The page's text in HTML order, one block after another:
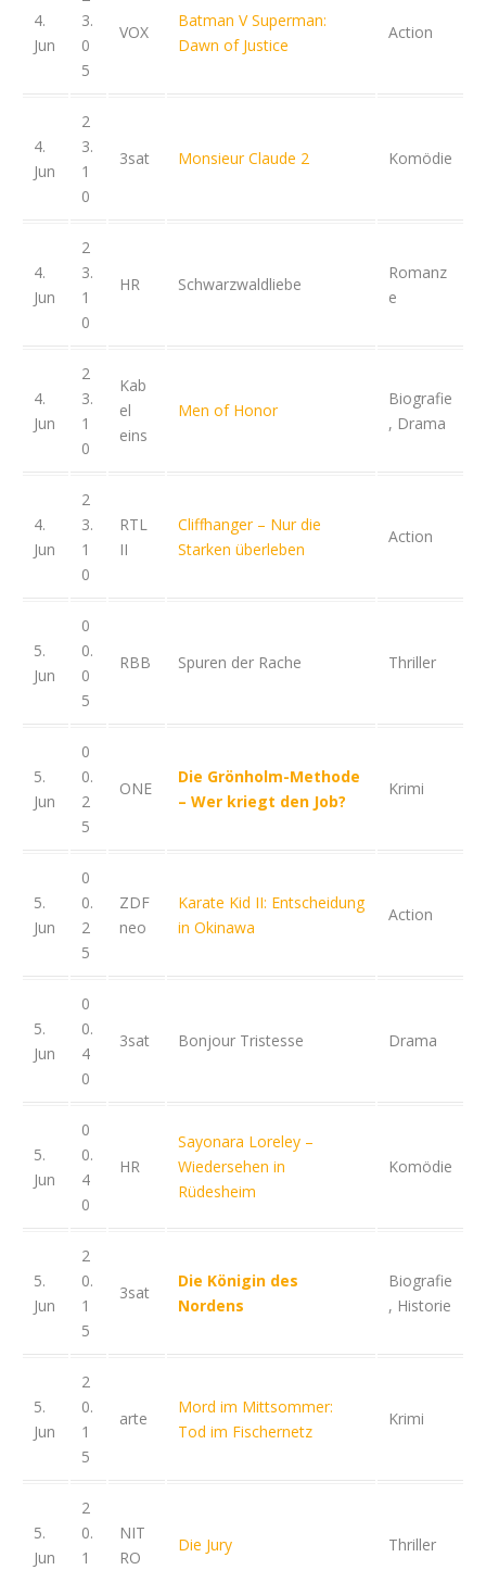
4.
Jun
3.
0
5
VOX
Batman V Superman:
Dawn of Justice
Action
4.
Jun
2
3.
1
0
3sat Monsieur Claude 2 Komödie
4.
Jun
2
3.
1
0
HR Schwarzwaldliebe
Romanz
e
4.
Jun
2
3.
1
0
Kab
el
eins
Men of Honor
Biografie
, Drama
4.
Jun
2
3.
1
0
RTL
II
Cliffhanger – Nur die
Starken überleben
Action
5.
Jun
0
0.
0
5
RBB Spuren der Rache Thriller
5.
Jun
0
0.
2
5
ONE
Die Grönholm-Methode
– Wer kriegt den Job?
Krimi
5.
Jun
0
0.
2
5
ZDF
neo
Karate Kid II: Entscheidung
in Okinawa
Action
5.
Jun
0
0.
4
0
3sat Bonjour Tristesse Drama
5.
Jun
0
0.
4
0
HR
Sayonara Loreley –
Wiedersehen in
Rüdesheim
Komödie
5.
Jun
2
0.
1
5
3sat
Die Königin des
Nordens
Biografie
, Historie
5.
Jun
2
0.
1
5
arte
Mord im Mittsommer:
Tod im Fischernetz
Krimi
5.
Jun
2
0.
1
NIT
RO
Die Jury Thriller